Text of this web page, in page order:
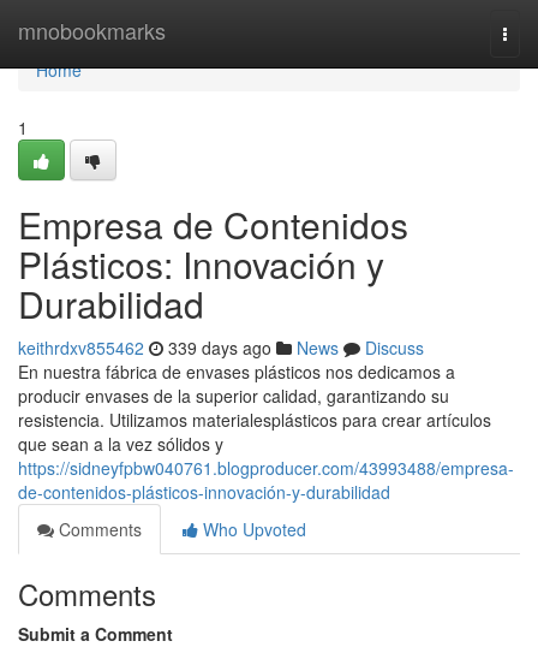
mnobookmarks
Home
Home
1
Empresa de Contenidos
Plásticos: Innovación y
Durabilidad
keithrdxv855462 339 days ago News
Discuss
En nuestra fábrica de envases plásticos nos dedicamos a
producir envases de la superior calidad, garantizando su
resistencia. Utilizamos materialesplásticos para crear artículos
que sean a la vez sólidos y
https://sidneyfpbw040761.blogproducer.com/43993488/empresa-
de-contenidos-plásticos-innovación-y-durabilidad
Comments
Who Upvoted
Comments
Submit a Comment